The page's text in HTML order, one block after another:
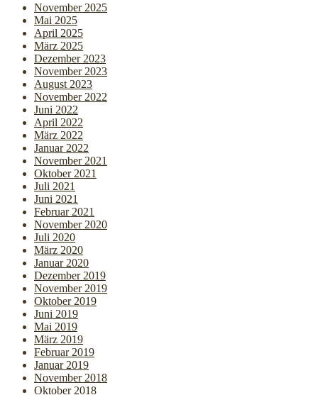
November 2025
Mai 2025
April 2025
März 2025
Dezember 2023
November 2023
August 2023
November 2022
Juni 2022
April 2022
März 2022
Januar 2022
November 2021
Oktober 2021
Juli 2021
Juni 2021
Februar 2021
November 2020
Juli 2020
März 2020
Januar 2020
Dezember 2019
November 2019
Oktober 2019
Juni 2019
Mai 2019
März 2019
Februar 2019
Januar 2019
November 2018
Oktober 2018